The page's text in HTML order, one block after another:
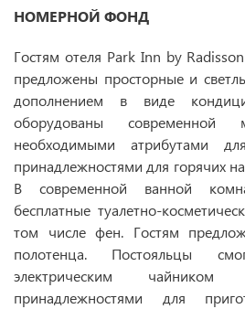
НОМЕРНОЙ ФОНД
Гостям отеля Park Inn by
предложены просторные и
дополнением в виде
оборудованы
необходимыми атрибутами
принадлежностями для горячих
В современной ванной
бесплатные туалетно-
том числе фен. Гостям
полотенца. Постояльцы
электрическим
принадлежностями для